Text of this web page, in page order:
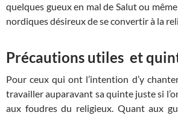
quelques gueux en mal de Salut ou
nordiques désireux de se convertir à la
Précautions utiles et
Pour ceux qui ont l’intention d’y
travailler auparavant sa quinte juste si
aux foudres du religieux. Quant aux